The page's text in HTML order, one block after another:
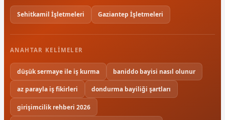
Sehitkamil İşletmeleri Gaziantep İşletmeleri
ANAHTAR KELIMELER
düşük sermaye ile iş kurma baniddo bayisi nasıl olunur
az parayla iş fikirleri dondurma bayiliği şartları
girişimcilik rehberi 2026